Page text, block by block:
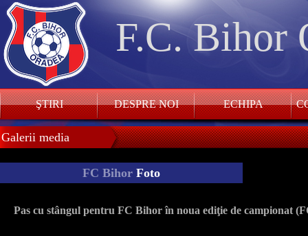
F.C. Bihor
ŞTIRI DESPRE NOI ECHIPA
Galerii media
FC Bihor Foto
Pas cu stângul pentru FC Bihor în noua ediţie de campionat